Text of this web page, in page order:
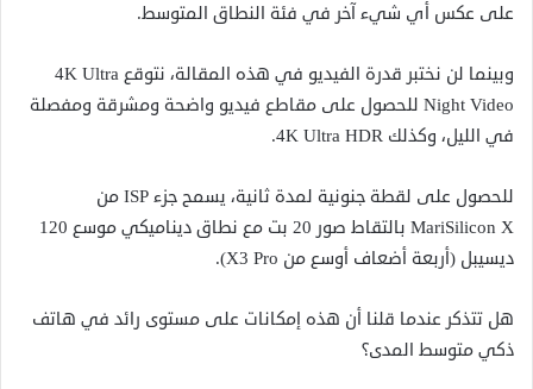
على عكس أي شيء آخر في فئة النطاق المتوسط.
وبينما لن نختبر قدرة الفيديو في هذه المقالة، نتوقع 4K Ultra
Night Video للحصول على مقاطع فيديو واضحة ومشرقة ومفصلة
في الليل، وكذلك 4K Ultra HDR.
للحصول على لقطة جنونية لمدة ثانية، يسمح جزء ISP من
MariSilicon X بالتقاط صور 20 بت مع نطاق ديناميكي موسع 120
ديسيبل (أربعة أضعاف أوسع من X3 Pro).
هل تتذكر عندما قلنا أن هذه إمكانات على مستوى رائد في هاتف
ذكي متوسط ​​المدى؟